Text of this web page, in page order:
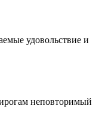
удовольствие и
неповторимый